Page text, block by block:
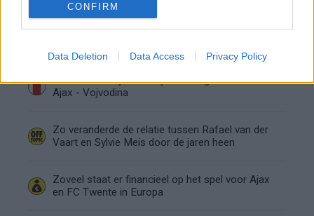
CONFIRM
Data Deletion Data Access Privacy Policy
Ajax zet grote stap richting volgende ronde na
Dusan Tadic kijkt met bijzondere gevoelens naar
Ajax - Vojvodina
Zo veranderde de relatie tussen Rafael van der
Vaart en Sylvie Meis door de jaren heen
Zoveel staat er financieel op het spel voor Ajax
en FC Twente in Europa